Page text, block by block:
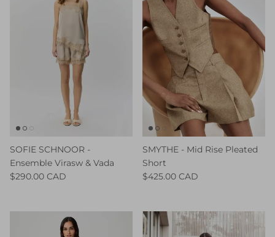
SOFIE SCHNOOR -
Ensemble Virasw & Vada
$290.00 CAD
SMYTHE - Mid Rise Pleated
Short
$425.00 CAD